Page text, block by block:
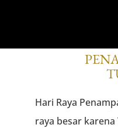
Hari Raya
raya besar karena